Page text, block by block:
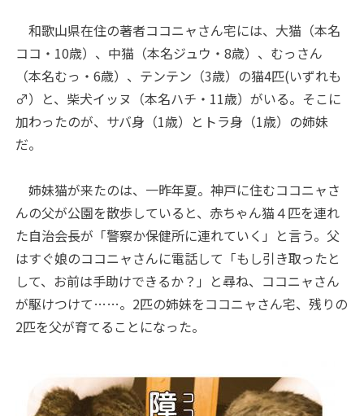
和歌山県在住の著者ココニャさん宅には、大猫（本名
ココ・10歳）、中猫（本名ジュウ・8歳）、むっさん
（本名むっ・6歳）、テンテン（3歳）の猫4匹(いずれも
♂）と、柴犬イッヌ（本名ハチ・11歳）がいる。そこに
加わったのが、サバ身（1歳）とトラ身（1歳）の姉妹
だ。
姉妹猫が来たのは、一昨年夏。神戸に住むココニャさ
んの父が公園を散歩していると、赤ちゃん猫４匹を連れ
た自治会長が「警察か保健所に連れていく」と言う。父
はすぐ娘のココニャさんに電話して「もし引き取ったと
して、お前は手助けできるか？」と尋ね、ココニャさん
が駆けつけて……。2匹の姉妹をココニャさん宅、残りの
2匹を父が育てることになった。